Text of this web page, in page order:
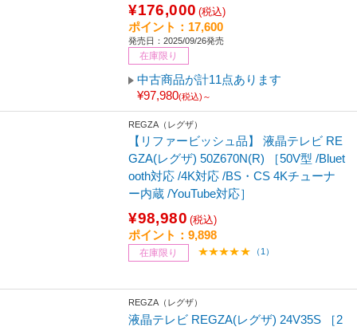
¥176,000 (税込)
ポイント：17,600
発売日：2025/09/26発売
在庫限り
中古商品が計11点あります
¥97,980(税込)～
REGZA（レグザ）
【リファービッシュ品】 液晶テレビ RE
GZA(レグザ) 50Z670N(R) ［50V型 /Bluet
ooth対応 /4K対応 /BS・CS 4Kチューナ
ー内蔵 /YouTube対応］
¥98,980 (税込)
ポイント：9,898
在庫限り （1）
REGZA（レグザ）
液晶テレビ REGZA(レグザ) 24V35S ［2